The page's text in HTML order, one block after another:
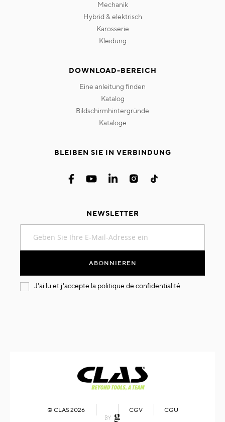
mechanik
hybrid & elektrisch
karosserie
kleidung
DOWNLOAD-BEREICH
eine anleitung finden
katalog
bildschirmhintergründe
kataloge
BLEIBEN SIE IN VERBINDUNG
NEWSLETTER
sich
an:
ABONNIEREN
J'ai lu et j'accepte la politique de confidentialité
© CLAS 2026 CGV CGU